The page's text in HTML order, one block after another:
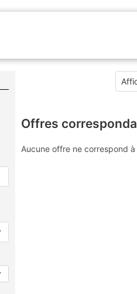
Offres
Aucune offre ne correspond